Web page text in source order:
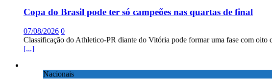
Copa do Brasil pode ter só campeões nas quartas de final
07/08/2026 0
Classificação do Athletico-PR diante do Vitória pode formar uma fase com oito
[...]
Nacionais